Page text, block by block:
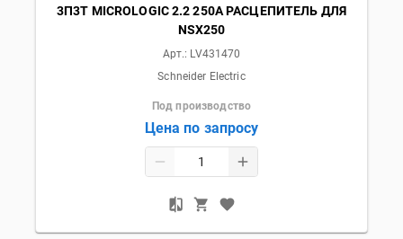
3П3T MICROLOGIC 2.2 250A РАСЦЕПИТЕЛЬ ДЛЯ
NSX250
Арт.: LV431470
Schneider Electric
Под производство
Цена по запросу